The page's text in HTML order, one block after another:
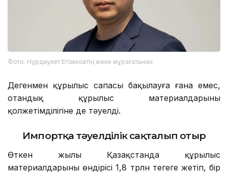
Фото: Нұрдәулет Егізековтің жеке мұрағатынан
Дегенмен құрылыс сапасы бақылауға ғана емес,
отандық құрылыс материалдарының
қолжетімділігіне де тәуелді.
Импортқа тәуелділік сақталып отыр
Өткен жылы Қазақстанда құрылыс
материалдарының өндірісі 1,8 трлн теңгеге жетіп, бір